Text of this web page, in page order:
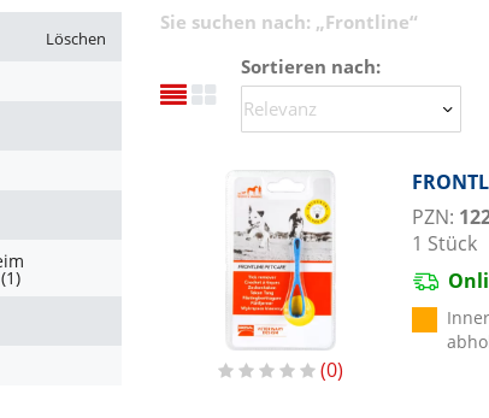
Sie suchen nach: „Frontline“
Sortieren nach:
0
PZN:
1 Stück
Löschen